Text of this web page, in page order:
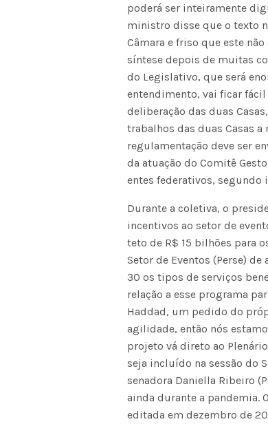
poderá ser inteiramente
ministro disse que o texto
Câmara e friso que este
síntese depois de muitas
do Legislativo, que será
entendimento, vai ficar
deliberação das duas
trabalhos das duas Casas
regulamentação deve ser
da atuação do Comitê
entes federativos, segundo
Durante a coletiva, o
incentivos ao setor de
teto de R$ 15 bilhões para
Setor de Eventos (Perse)
30 os tipos de serviços
relação a esse programa
Haddad, um pedido do
agilidade, então nós
projeto vá direto ao
seja incluído na sessão do
senadora Daniella Ribeiro
ainda durante a pandemia.
editada em dezembro de